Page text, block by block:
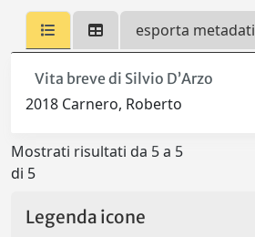
esporta metadati
Vita breve di Silvio D’Arzo
2018 Carnero, Roberto
Mostrati risultati da 5 a 5
di 5
Legenda icone